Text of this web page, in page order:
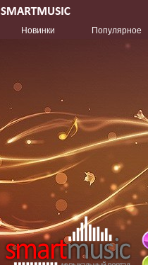
Новинки Популярное